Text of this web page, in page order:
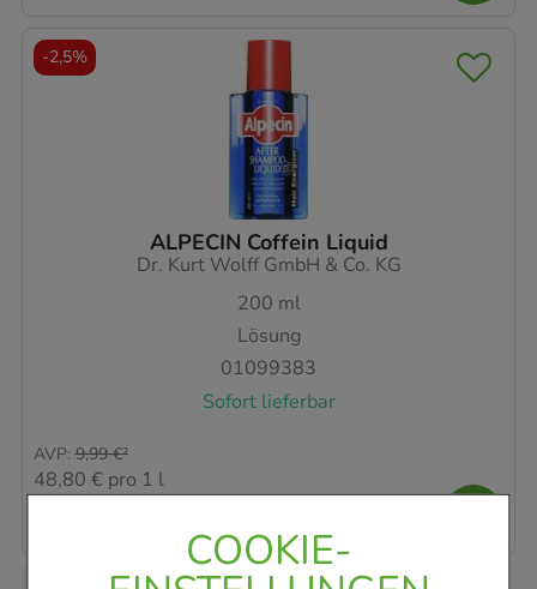
COOKIE-
ALPECIN Coffein Liquid
Dr. Kurt Wolff GmbH & Co. KG
200 ml
Lösung
01099383
Sofort lieferbar
9,76 €¹
AVP: 9,99 €²
48,80 € pro 1 l
-2,5%